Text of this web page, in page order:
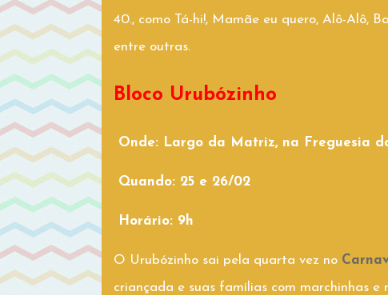
40., como Tá-hi!, Mamãe eu quero, Alô-Alô,
entre outras.
Bloco Urubózinho
Onde: Largo da Matriz, na Freguesia
Quando: 25 e 26/02
Horário: 9h
O Urubózinho sai pela quarta vez no
criançada e suas famílias com marchinhas e